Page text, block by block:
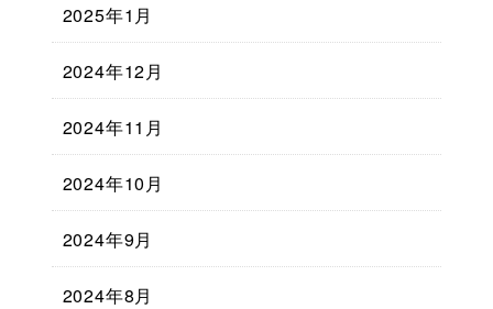
2025年1月
2024年12月
2024年11月
2024年10月
2024年9月
2024年8月